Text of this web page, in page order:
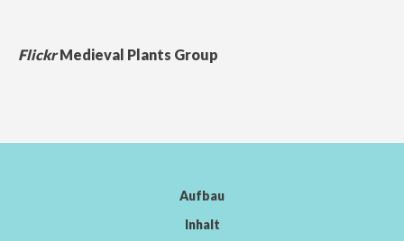
FlickrMedieval Plants Group
Aufbau
Inhalt